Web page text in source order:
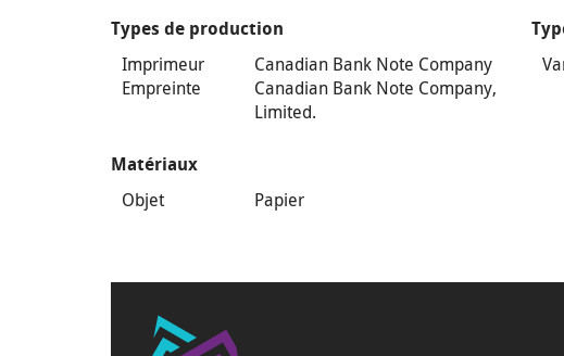
Types de production
Imprimeur
Canadian Bank Note Company
Empreinte
Canadian Bank Note Company,
Limited.
Matériaux
Objet Papier